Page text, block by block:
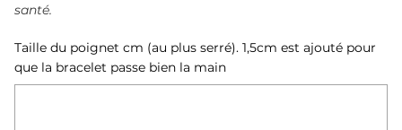
santé.
Taille du poignet cm (au plus serré). 1,5cm est ajouté pour
que la bracelet passe bien la main